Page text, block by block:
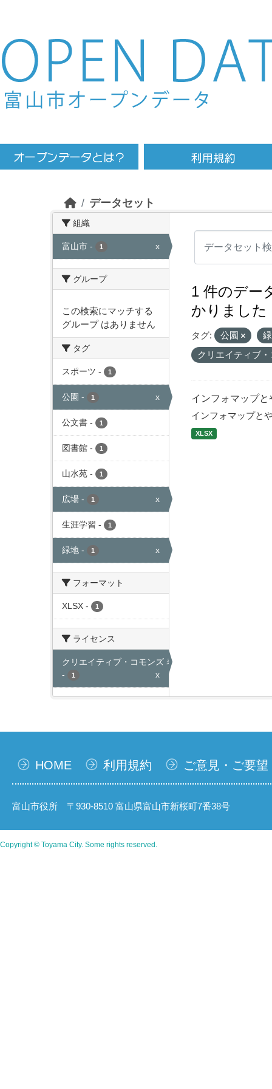
Skip to main content
データセット
組織
富山市 - 1 x
グループ
この検索にマッチする
グループ はありません
タグ
スポーツ - 1
公園 - 1 x
公文書 - 1
図書館 - 1
山水苑 - 1
広場 - 1 x
生涯学習 - 1
緑地 - 1 x
フォーマット
XLSX - 1
ライセンス
クリエイティブ・コモンズ 表示
-
1 x
1 件のデー
かりました
タグ: 公園
クリエイティブ
インフォマップ
インフォマップと
XLSX
HOME 利用規約 ご意見・ご要望
富山市役所 〒930-8510 富山県富山市新桜町7番38号
Copyright © Toyama City. Some rights reserved.